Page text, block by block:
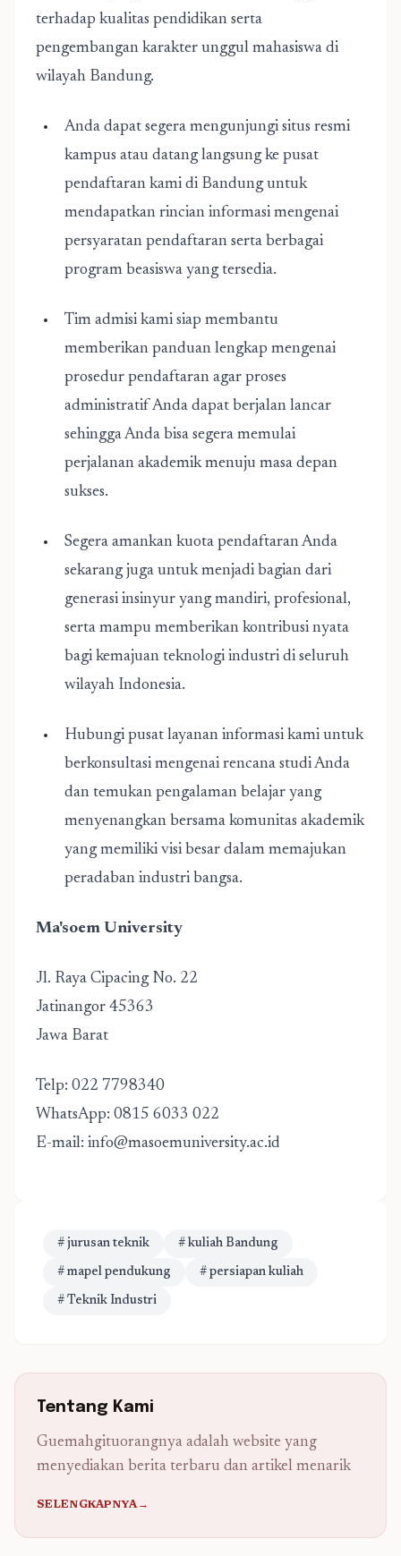
terhadap kualitas pendidikan serta
pengembangan karakter unggul mahasiswa di
wilayah Bandung.
Anda dapat segera mengunjungi situs resmi
kampus atau datang langsung ke pusat
pendaftaran kami di Bandung untuk
mendapatkan rincian informasi mengenai
persyaratan pendaftaran serta berbagai
program beasiswa yang tersedia.
Tim admisi kami siap membantu
memberikan panduan lengkap mengenai
prosedur pendaftaran agar proses
administratif Anda dapat berjalan lancar
sehingga Anda bisa segera memulai
perjalanan akademik menuju masa depan
sukses.
Segera amankan kuota pendaftaran Anda
sekarang juga untuk menjadi bagian dari
generasi insinyur yang mandiri, profesional,
serta mampu memberikan kontribusi nyata
bagi kemajuan teknologi industri di seluruh
wilayah Indonesia.
Hubungi pusat layanan informasi kami untuk
berkonsultasi mengenai rencana studi Anda
dan temukan pengalaman belajar yang
menyenangkan bersama komunitas akademik
yang memiliki visi besar dalam memajukan
peradaban industri bangsa.
Ma'soem University
Jl. Raya Cipacing No. 22
Jatinangor 45363
Jawa Barat
Telp: 022 7798340
WhatsApp: 0815 6033 022
E-mail: info@masoemuniversity.ac.id
# jurusan teknik # kuliah Bandung
# mapel pendukung # persiapan kuliah
# Teknik Industri
Tentang Kami
Guemahgituorangnya adalah website yang
menyediakan berita terbaru dan artikel menarik
SELENGKAPNYA→